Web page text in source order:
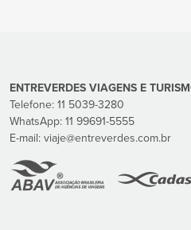
ENTREVERDES VIAGENS E
Telefone: 11 5039-3280‬
WhatsApp: 11 99691-5555‬
E-mail: viaje@entreverdes.com.br